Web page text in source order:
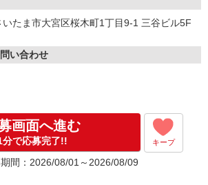
いたま市大宮区桜木町1丁目9-1 三谷ビル5F
い合わせ
画面へ進む
分で応募完了!! キープ
間：2026/08/01～2026/08/09